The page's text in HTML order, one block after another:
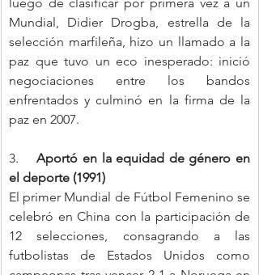
Mundial, Didier Drogba, estrella de la
selección marfileña, hizo un llamado a la
paz que tuvo un eco inesperado: inició
negociaciones entre los bandos
enfrentados y culminó en la firma de la
paz en 2007.
3. Aportó en la equidad de género en
el deporte (1991)
El primer Mundial de Fútbol Femenino se
celebró en China con la participación de
12 selecciones, consagrando a las
futbolistas de Estados Unidos como